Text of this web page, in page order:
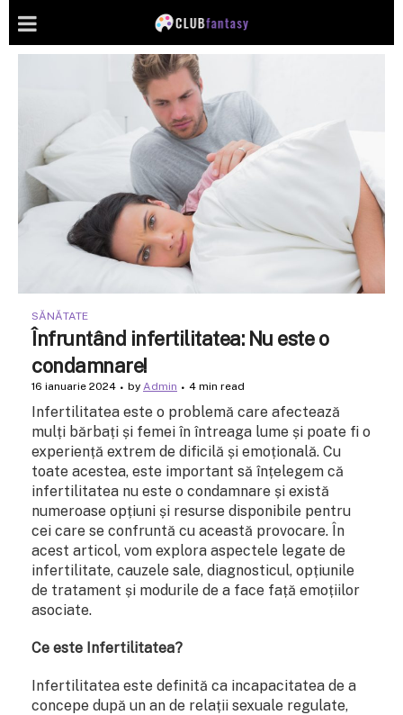
SĂNĂTATE
Înfruntând infertilitatea: Nu este o
condamnare!
16 ianuarie 2024 by Admin 4 min read
Infertilitatea este o problemă care afectează
mulți bărbați și femei în întreaga lume și poate fi o
experiență extrem de dificilă și emoțională. Cu
toate acestea, este important să înțelegem că
infertilitatea nu este o condamnare și există
numeroase opțiuni și resurse disponibile pentru
cei care se confruntă cu această provocare. În
acest articol, vom explora aspectele legate de
infertilitate, cauzele sale, diagnosticul, opțiunile
de tratament și modurile de a face față emoțiilor
asociate.
Ce este Infertilitatea?
Infertilitatea este definită ca incapacitatea de a
concepe după un an de relații sexuale regulate,